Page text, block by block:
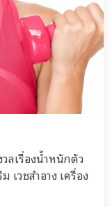
ลเรื่องน้ำหนักตัว
เวชสำอาง เครื่อง